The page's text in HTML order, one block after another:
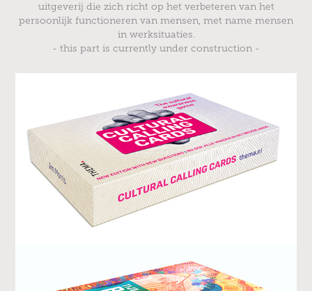
uitgeverij die zich richt op het verbeteren van het
persoonlijk functioneren van mensen, met name mensen
in werksituaties.
- this part is currently under construction -